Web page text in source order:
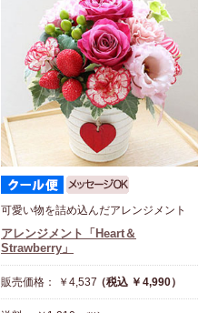
可愛い物を詰め込んだアレンジメント
アレンジメント「Heart＆
Strawberry」
販売価格： ￥4,537（税込 ￥4,990）